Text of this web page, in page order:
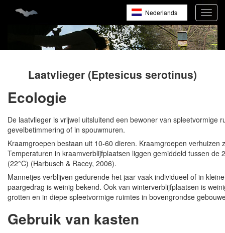
Nederlands
English
Français
Laatvlieger (Eptesicus serotinus)
Ecologie
De laatvlieger is vrijwel uitsluitend een bewoner van
gevelbetimmering of in spouwmuren.
Kraamgroepen bestaan uit 10-60 dieren. Kraamgroepen
Temperaturen in kraamverblijfplaatsen liggen gemiddeld tussen
(22°C) (Harbusch & Racey, 2006).
Mannetjes verblijven gedurende het jaar vaak individueel of in
paargedrag is weinig bekend. Ook van winterverblijfplaatsen is
grotten en in diepe spleetvormige ruimtes in bovengrondse
Gebruik van kasten